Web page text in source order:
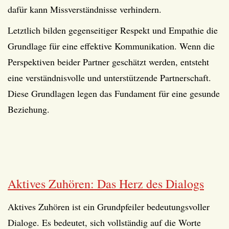
dafür kann Missverständnisse verhindern.
Letztlich bilden gegenseitiger Respekt und Empathie die
Grundlage für eine effektive Kommunikation. Wenn die
Perspektiven beider Partner geschätzt werden, entsteht
eine verständnisvolle und unterstützende Partnerschaft.
Diese Grundlagen legen das Fundament für eine gesunde
Beziehung.
Aktives Zuhören: Das Herz des Dialogs
Aktives Zuhören ist ein Grundpfeiler bedeutungsvoller
Dialoge. Es bedeutet, sich vollständig auf die Worte